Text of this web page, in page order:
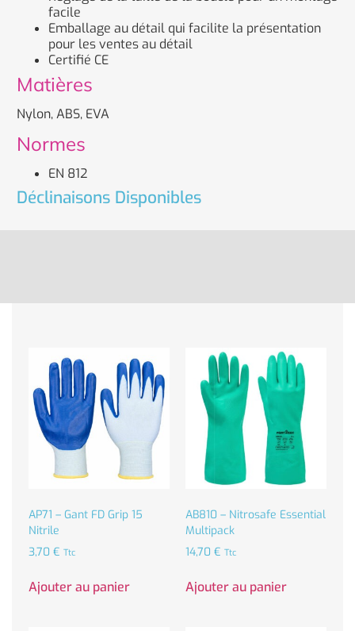
facile
Emballage au détail qui facilite la présentation
pour les ventes au détail
Certifié CE
Matières
Nylon, ABS, EVA
Normes
EN 812
Déclinaisons Disponibles
AP71 – Gant FD Grip 15
Nitrile
3,70 € Ttc
Ajouter au panier
AB810 – Nitrosafe Essential
Multipack
14,70 € Ttc
Ajouter au panier